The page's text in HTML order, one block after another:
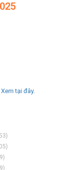
Xem tại đây.